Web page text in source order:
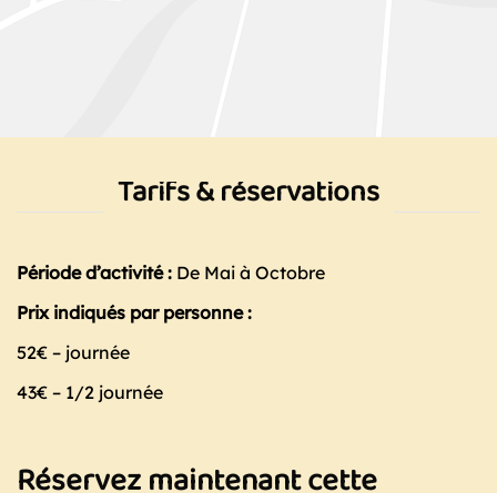
Tarifs & réservations
Période d’activité : De Mai à Octobre
Prix indiqués par personne :
52€ – journée
43€ – 1/2 journée